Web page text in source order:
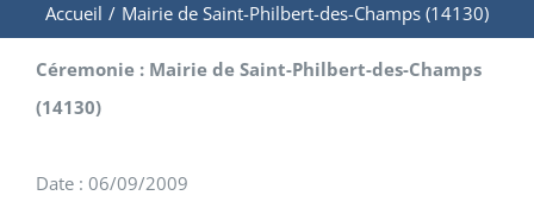
Accueil / Mairie de Saint-Philbert-des-Champs (14130)
Céremonie : Mairie de Saint-Philbert-des-Champs
(14130)
Date : 06/09/2009